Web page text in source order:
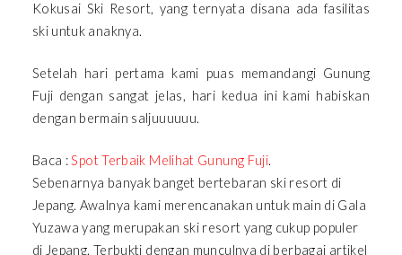
Kokusai Ski Resort, yang ternyata disana ada fasilitas
ski untuk anaknya.
Setelah hari pertama kami puas memandangi Gunung
Fuji dengan sangat jelas, hari kedua ini kami habiskan
dengan bermain saljuuuuuu.
Baca :Spot Terbaik Melihat Gunung Fuji.
Sebenarnya banyak banget bertebaran ski resort di
Jepang. Awalnya kami merencanakan untuk main di Gala
Yuzawa yang merupakan ski resort yang cukup populer
di Jepang. Terbukti dengan munculnya di berbagai artikel